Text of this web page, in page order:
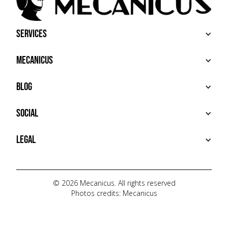
Services
BUY
SELL
ADDITIONAL SERVICES
Mecanicus
ABOUT
HOUSE MECANICUS
CONTACT
Blog
NEWS
VIDÉOS
Social
INSTAGRAM
TIKTOK
YOUTUBE
Legal
PRIVACY POLICY
© 2026 Mecanicus. All rights reserved
Photos credits: Mecanicus